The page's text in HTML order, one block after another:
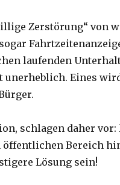
Zerstörung“ von
laufenden
unerheblich. Eines
schlagen daher
Bereich
Lösung sein!